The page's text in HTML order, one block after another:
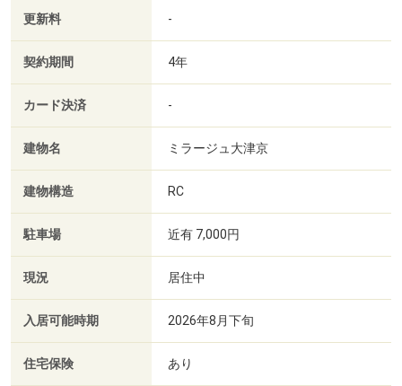
更新料 -
契約期間 4年
カード決済 -
建物名 ミラージュ大津京
建物構造 RC
駐車場 近有 7,000円
現況 居住中
入居可能時期 2026年8月下旬
住宅保険 あり